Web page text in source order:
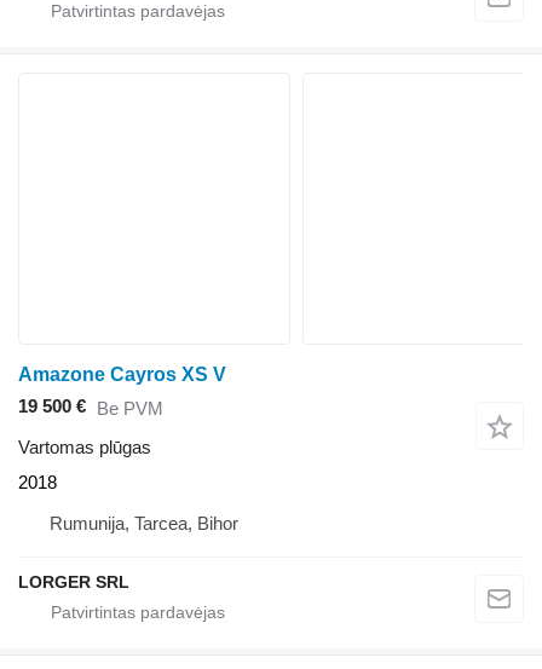
Amazone Cayros XS V
19 500 € Be PVM
Vartomas plūgas
2018
Rumunija, Tarcea, Bihor
LORGER SRL